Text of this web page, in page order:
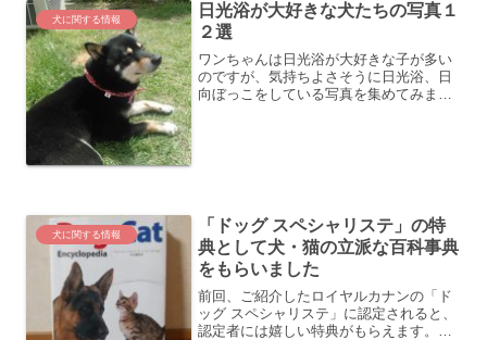
犬に関する情報
日光浴が大好きな犬たちの写真１
２選
ワンちゃんは日光浴が大好きな子が多い
のですが、気持ちよさそうに日光浴、日
向ぼっこをしている写真を集めてみまし
犬に関する情報
「ドッグ スペシャリステ」の特
典として犬・猫の立派な百科事典
をもらいました
前回、ご紹介したロイヤルカナンの「ド
ッグ スペシャリステ」に認定されると、
認定者には嬉しい特典がもらえます。そ